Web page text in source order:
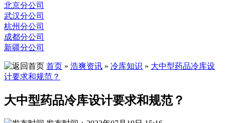
北京分公司
武汉分公司
杭州分公司
成都分公司
新疆分公司
首页 » 浩爽资讯 » 冷库知识 » 大中型药品冷库设
计要求和规范？
大中型药品冷库设计要求和规范？